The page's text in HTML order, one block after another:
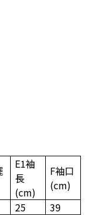
E1袖
長
(cm)
F袖口
(cm)
25 39